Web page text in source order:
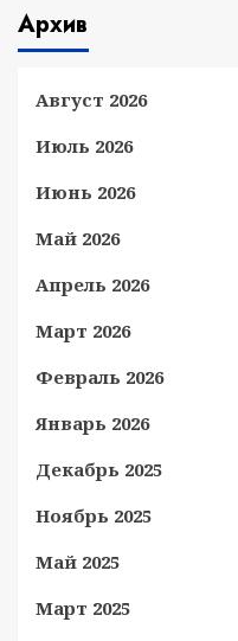
Архив
Август 2026
Июль 2026
Июнь 2026
Май 2026
Апрель 2026
Март 2026
Февраль 2026
Январь 2026
Декабрь 2025
Ноябрь 2025
Май 2025
Март 2025